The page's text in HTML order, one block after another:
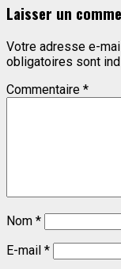
Laisser un
Votre adresse e-
obligatoires sont
Commentaire *
Nom *
E-mail *